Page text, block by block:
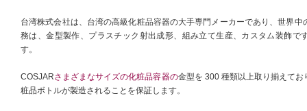
台湾株式会社は、台湾の高級化粧品容器の大手専門メーカーであり、世界
務は、金型製作、プラスチック射出成形、組み立て生産、カスタム装飾で
す。
COSJARさまざまなサイズの化粧品容器の金型を 300 種類以上取り揃えて
粧品ボトルが製造されることを保証します。